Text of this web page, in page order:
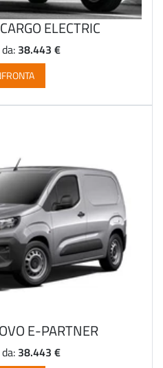
ELECTRIC
38.443 €
E-PARTNER
38.443 €